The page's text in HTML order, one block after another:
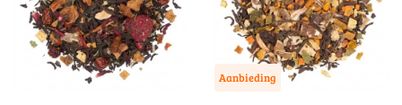
Aanbieding